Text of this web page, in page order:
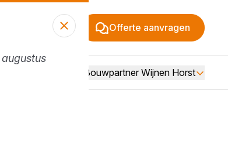
Offerte aanvragen
Over Bouwpartner Wijnen Horst